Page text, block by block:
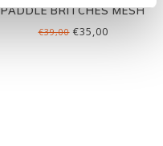
PADDLE BRITCHES MESH
€39,00€35,00